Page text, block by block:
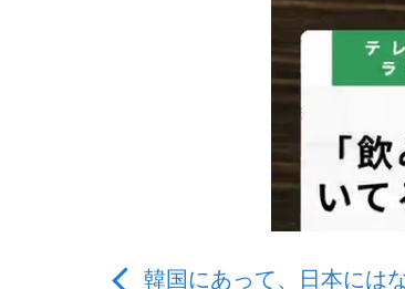
#
韓国にあって、日本には